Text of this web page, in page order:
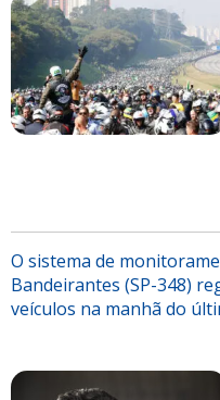
O sistema de
Bandeirantes (SP-348)
veículos na manhã do